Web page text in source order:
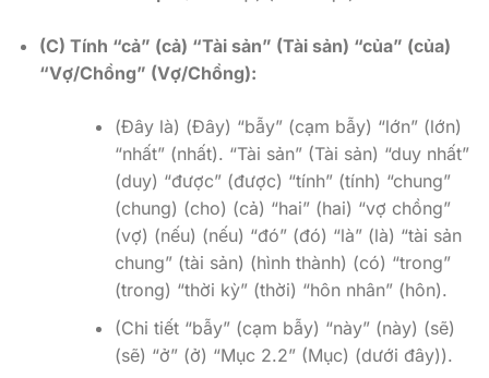
(C) Tính “cả” (cả) “Tài sản” (Tài sản) “của” (của)
“Vợ/Chồng” (Vợ/Chồng):
(Đây là) (Đây) “bẫy” (cạm bẫy) “lớn” (lớn)
“nhất” (nhất). “Tài sản” (Tài sản) “duy nhất”
(duy) “được” (được) “tính” (tính) “chung”
(chung) (cho) (cả) “hai” (hai) “vợ chồng”
(vợ) (nếu) (nếu) “đó” (đó) “là” (là) “tài sản
chung” (tài sản) (hình thành) (có) “trong”
(trong) “thời kỳ” (thời) “hôn nhân” (hôn).
(Chi tiết “bẫy” (cạm bẫy) “này” (này) (sẽ)
(sẽ) “ở” (ở) “Mục 2.2” (Mục) (dưới đây)).